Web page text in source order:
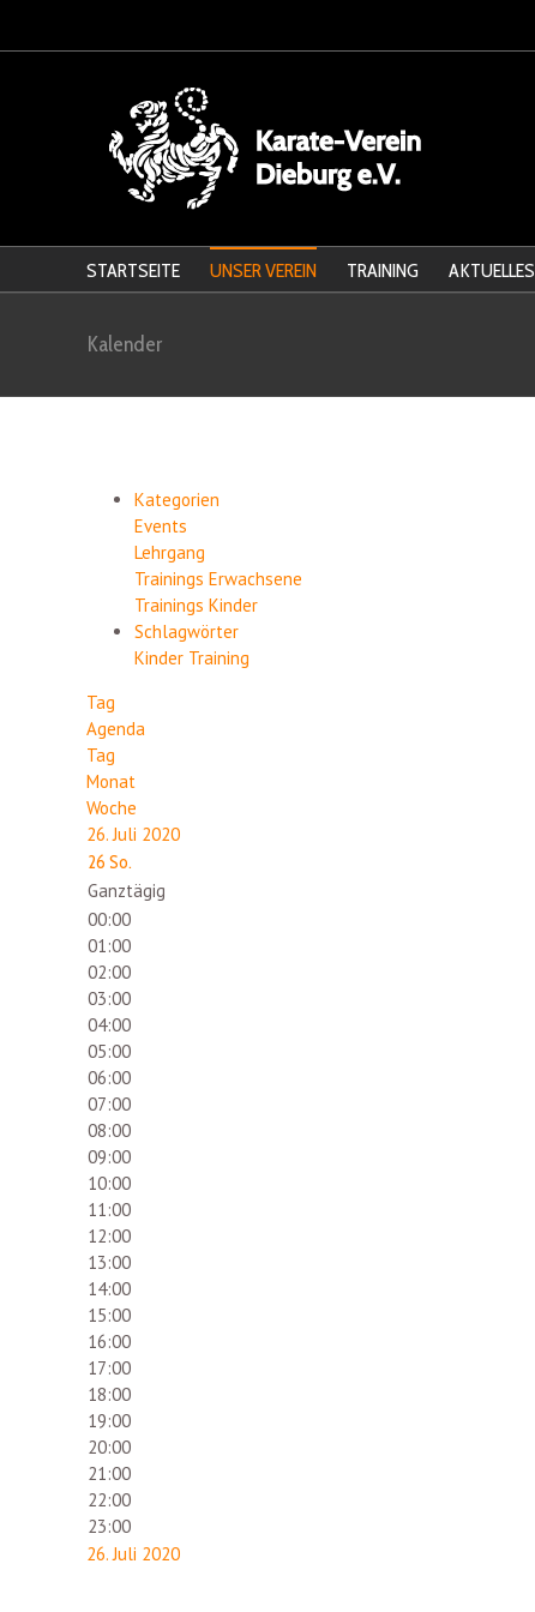
STARTSEITE UNSER VEREIN TRAINING AKTUELLES
Kalender
Kategorien
Events
Lehrgang
Trainings Erwachsene
Trainings Kinder
Schlagwörter
Kinder Training
Tag
Agenda
Tag
Monat
Woche
26. Juli 2020
26 So.
Ganztägig
00:00
01:00
02:00
03:00
04:00
05:00
06:00
07:00
08:00
09:00
10:00
11:00
12:00
13:00
14:00
15:00
16:00
17:00
18:00
19:00
20:00
21:00
22:00
23:00
26. Juli 2020